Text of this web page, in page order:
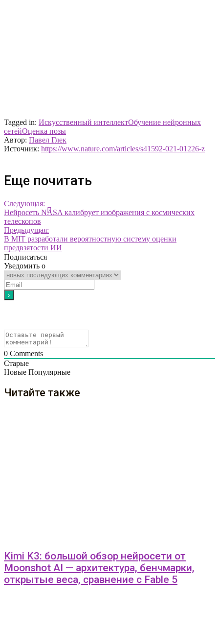
Tagged in: Искусственный интеллектОбучение нейронных
сетейОценка позы
Автор: Павел Глек
Источник: https://www.nature.com/articles/s41592-021-01226-z
Еще почитать
Следующая:
Нейросеть NASA калибрует изображения с космических
телескопов
Предыдущая:
В MIT разработали вероятностную систему оценки
предвзятости ИИ
Подписаться
Уведомить о
0 Comments
Старые
Новые Популярные
Читайте также
Kimi K3: большой обзор нейросети от
Moonshot AI — архитектура, бенчмарки,
открытые веса, сравнение с Fable 5